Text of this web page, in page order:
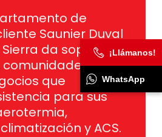
de
Saunier Duval
da soporte a
de
que
para sus
y ACS.
¡Llámanos!
WhatsApp